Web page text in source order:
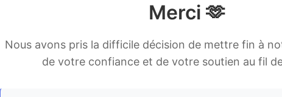
Merci 🫶
Nous avons pris la difficile décision de mettre fin à
de votre confiance et de votre soutien au fil